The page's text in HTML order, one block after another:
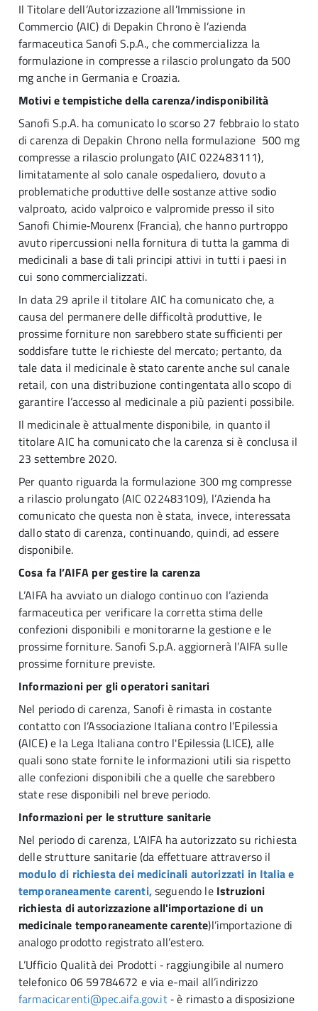
Il Titolare dell’Autorizzazione all’Immissione in
Commercio (AIC) di Depakin Chrono è l’azienda
farmaceutica Sanofi S.p.A., che commercializza la
formulazione in compresse a rilascio prolungato da 500
mg anche in Germania e Croazia.
Motivi e tempistiche della carenza/indisponibilità
Sanofi S.p.A. ha comunicato lo scorso 27 febbraio lo stato
di carenza di Depakin Chrono nella formulazione 500 mg
compresse a rilascio prolungato (AIC 022483111),
limitatamente al solo canale ospedaliero, dovuto a
problematiche produttive delle sostanze attive sodio
valproato, acido valproico e valpromide presso il sito
Sanofi Chimie‑Mourenx (Francia), che hanno purtroppo
avuto ripercussioni nella fornitura di tutta la gamma di
medicinali a base di tali principi attivi in tutti i paesi in
cui sono commercializzati.
In data 29 aprile il titolare AIC ha comunicato che, a
causa del permanere delle difficoltà produttive, le
prossime forniture non sarebbero state sufficienti per
soddisfare tutte le richieste del mercato; pertanto, da
tale data il medicinale è stato carente anche sul canale
retail, con una distribuzione contingentata allo scopo di
garantire l’accesso al medicinale a più pazienti possibile.
Il medicinale è attualmente disponibile, in quanto il
titolare AIC ha comunicato che la carenza si è conclusa il
23 settembre 2020.
Per quanto riguarda la formulazione 300 mg compresse
a rilascio prolungato (AIC 022483109), l’Azienda ha
comunicato che questa non è stata, invece, interessata
dallo stato di carenza, continuando, quindi, ad essere
disponibile.
Cosa fa l’AIFA per gestire la carenza
L’AIFA ha avviato un dialogo continuo con l’azienda
farmaceutica per verificare la corretta stima delle
confezioni disponibili e monitorarne la gestione e le
prossime forniture. Sanofi S.p.A. aggiornerà l’AIFA sulle
prossime forniture previste.
Informazioni per gli operatori sanitari
Nel periodo di carenza, Sanofi è rimasta in costante
contatto con l’Associazione Italiana contro l’Epilessia
(AICE) e la Lega Italiana contro l'Epilessia (LICE), alle
quali sono state fornite le informazioni utili sia rispetto
alle confezioni disponibili che a quelle che sarebbero
state rese disponibili nel breve periodo.
Informazioni per le strutture sanitarie
Nel periodo di carenza, L’AIFA ha autorizzato su richiesta
delle strutture sanitarie (da effettuare attraverso il
modulo di richiesta dei medicinali autorizzati in Italia e
temporaneamente carenti,seguendo le Istruzioni
richiesta di autorizzazione all'importazione di un
medicinale temporaneamente carente)l’importazione di
analogo prodotto registrato all’estero.
L’Ufficio Qualità dei Prodotti ‑ raggiungibile al numero
telefonico 06 59784672 e via e-mail all’indirizzo
farmacicarenti@pec.aifa.gov.it‑ è rimasto a disposizione